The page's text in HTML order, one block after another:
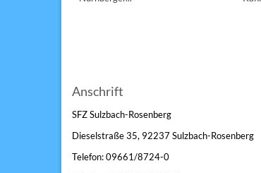
Anschrift
SFZ Sulzbach-Rosenberg
Dieselstraße 35, 92237 Sulzbach-Rosenberg
Telefon: 09661/8724-0